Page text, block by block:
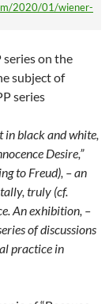
2020/01/wiener-
series on the
subject of
series
in black and white,
Desire,”
to Freud), – an
truly (cf.
An exhibition, –
of discussions
practice in